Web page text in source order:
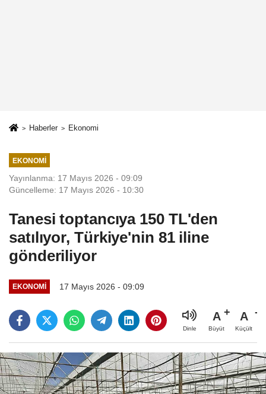
Haberler Ekonomi
EKONOMI
Yayınlanma: 17 Mayıs 2026 - 09:09
Güncelleme: 17 Mayıs 2026 - 10:30
Tanesi toptancıya 150 TL'den
satılıyor, Türkiye'nin 81 iline
gönderiliyor
EKONOMI 17 Mayıs 2026 - 09:09
Dinle
A
Büyüt
A
Küçült